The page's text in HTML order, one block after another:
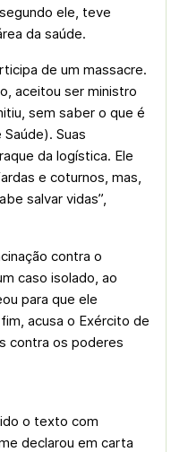
ele, teve
da saúde.
de um massacre.
aceitou ser ministro
sem saber o que é
Suas
da logística. Ele
e coturnos, mas,
salvar vidas”,
contra o
caso isolado, ao
para que ele
acusa o Exército de
contra os poderes
o texto com
declarou em carta